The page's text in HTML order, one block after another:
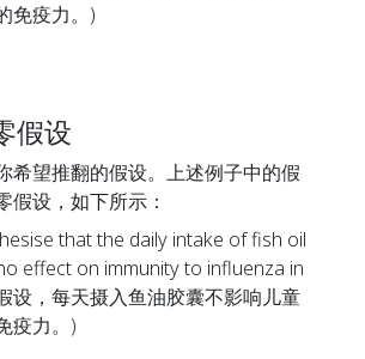
免疫力。)
设
望推翻的假设。上述例子中的假
假设，如下所示：
that the daily intake of fish oil
effect on immunity to influenza in
设，每天摄入鱼油胶囊不影响儿童
疫力。)